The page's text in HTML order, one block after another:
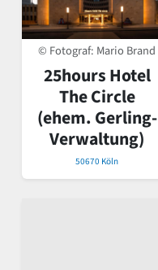
© Fotograf: Mario Brand
25hours Hotel
The Circle
(ehem. Gerling-
Verwaltung)
50670 Köln